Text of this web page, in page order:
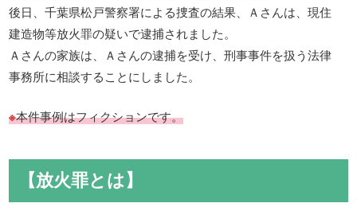
後日、千葉県松戸警察署による捜査の結果、Ａさんは、現住
建造物等放火罪の疑いで逮捕されました。
Ａさんの家族は、Ａさんの逮捕を受け、刑事事件を扱う法律
事務所に相談することにしました。
※本件事例はフィクションです。
【放火罪とは】